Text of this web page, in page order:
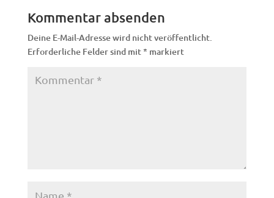
Kommentar absenden
Deine E-Mail-Adresse wird nicht veröffentlicht.
Erforderliche Felder sind mit* markiert